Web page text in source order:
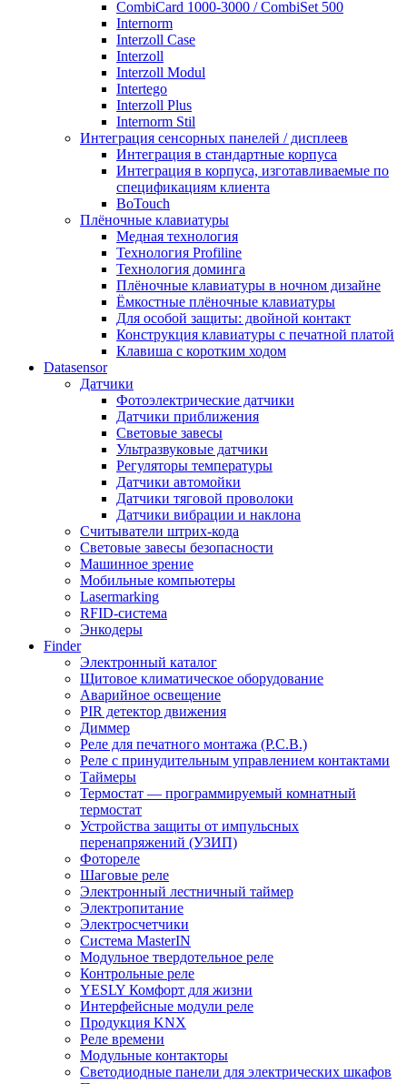
CombiCard 1000-3000 / CombiSet 500
Internorm
Interzoll Case
Interzoll
Interzoll Modul
Intertego
Interzoll Plus
Internorm Stil
Интеграция сенсорных панелей / дисплеев
Интеграция в стандартные корпуса
Интеграция в корпуса, изготавливаемые по
спецификациям клиента
BoTouch
Плёночные клавиатуры
Медная технология
Технология Profiline
Технология доминга
Плёночные клавиатуры в ночном дизайне
Ёмкостные плёночные клавиатуры
Для особой защиты: двойной контакт
Конструкция клавиатуры с печатной платой
Клавиша с коротким ходом
Datasensor
Датчики
Фотоэлектрические датчики
Датчики приближения
Световые завесы
Ультразвуковые датчики
Регуляторы температуры
Датчики автомойки
Датчики тяговой проволоки
Датчики вибрации и наклона
Считыватели штрих-кода
Световые завесы безопасности
Машинное зрение
Мобильные компьютеры
Lasermarking
RFID-система
Энкодеры
Finder
Электронный каталог
Щитовое климатическое оборудование
Аварийное освещение
PIR детектор движения
Диммер
Реле для печатного монтажа (P.C.B.)
Реле с принудительным управлением контактами
Таймеры
Термостат — программируемый комнатный
термостат
Устройства защиты от импульсных
перенапряжений (УЗИП)
Фотореле
Шаговые реле
Электронный лестничный таймер
Электропитание
Электросчетчики
Система MasterIN
Модульное твердотельное реле
Контрольные реле
YESLY Комфорт для жизни
Интерфейсные модули реле
Продукция KNX
Реле времени
Модульные контакторы
Светодиодные панели для электрических шкафов